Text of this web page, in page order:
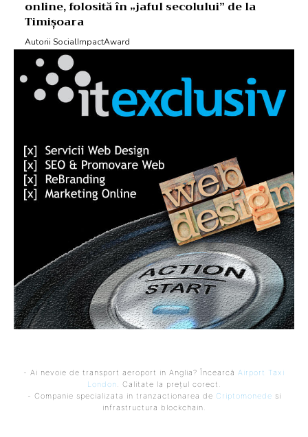
online, folosită în „jaful secolului” de la
Timișoara
Autorii SocialImpactAward
- Ai nevoie de transport aeroport in Anglia? Încearcă Airport Taxi
London. Calitate la prețul corect.
- Companie specializata in tranzactionarea de Criptomonede si
infrastructura blockchain.